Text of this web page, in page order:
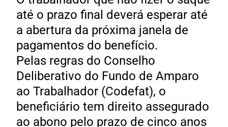
até o prazo final deverá esperar até
a abertura da próxima janela de
pagamentos do benefício.
Pelas regras do Conselho
Deliberativo do Fundo de Amparo
ao Trabalhador (Codefat), o
beneficiário tem direito assegurado
ao abono pelo prazo de cinco anos